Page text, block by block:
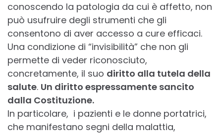
conoscendo la patologia da cui è affetto, non
può usufruire degli strumenti che gli
consentono di aver accesso a cure efficaci.
Una condizione di “invisibilità” che non gli
permette di veder riconosciuto,
concretamente, il suo diritto alla tutela della
salute. Un diritto espressamente sancito
dalla Costituzione.
In particolare, i pazienti e le donne portatrici,
che manifestano segni della malattia,